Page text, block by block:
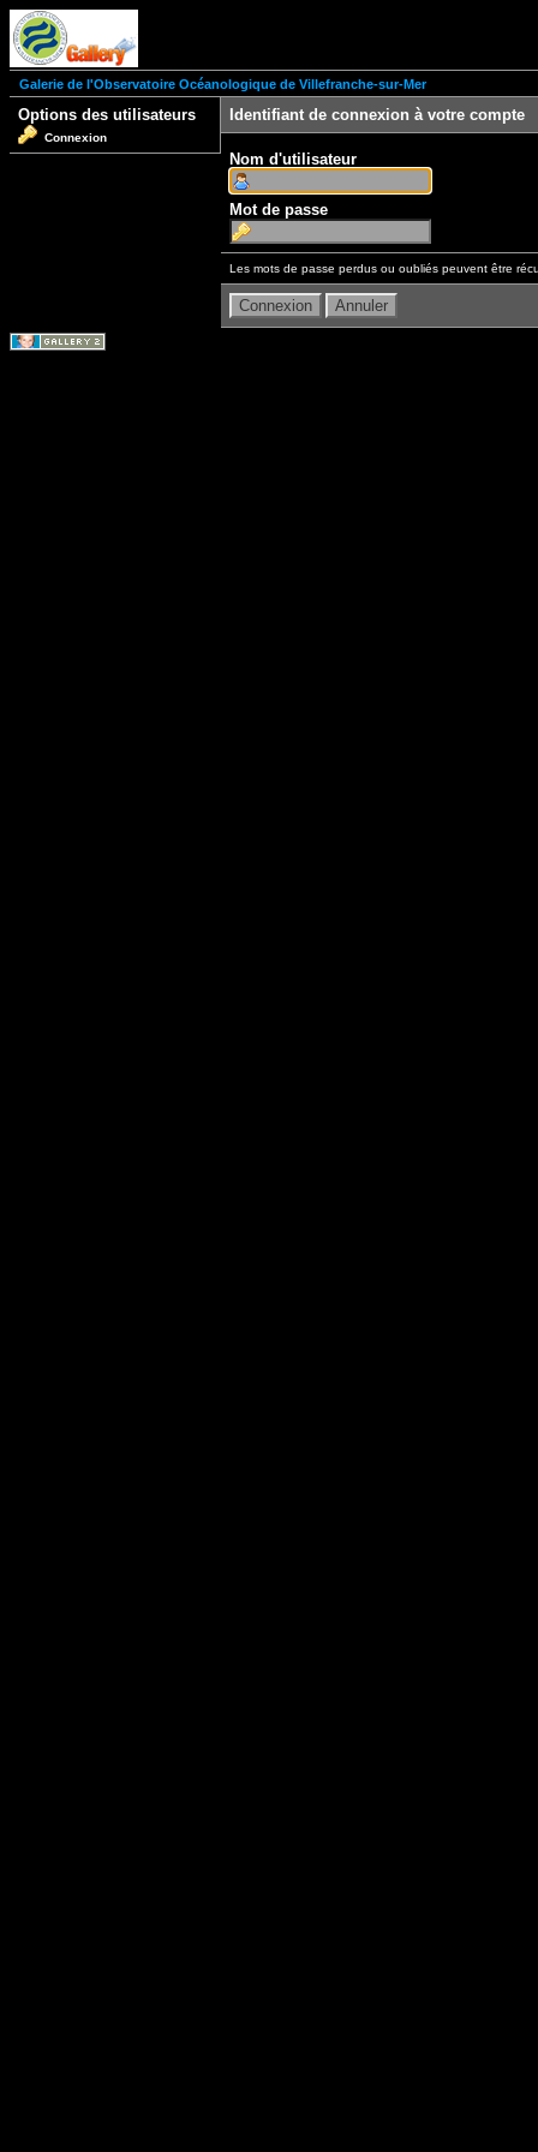
Galerie de l'Observatoire Océanologique de Villefranche-sur-Mer
Options des utilisateurs
Connexion
Identifiant de connexion à votre compte
Nom d'utilisateur
Mot de passe
Les mots de passe perdus ou oubliés peuvent être